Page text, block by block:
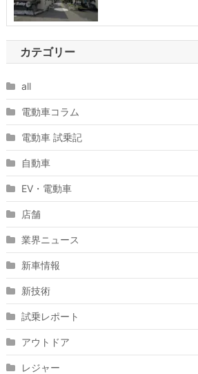
カテゴリー
all
電動車コラム
電動車 試乗記
自動車
EV・電動車
店舗
業界ニュース
新車情報
新技術
試乗レポート
アウトドア
レジャー